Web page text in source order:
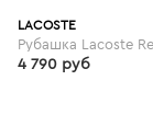
LACOSTE
Рубашка Lacoste
4 790 руб